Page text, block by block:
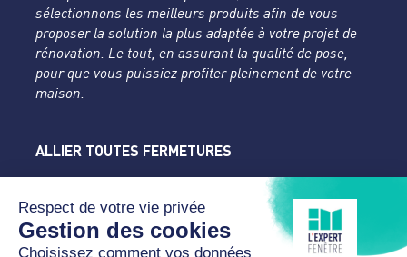
sélectionnons les meilleurs produits afin de vous
proposer la solution la plus adaptée à votre projet de
rénovation. Le tout, en assurant la qualité de pose,
pour que vous puissiez profiter pleinement de votre
maison.
ALLIER TOUTES FERMETURES
Allier
Rue du Parc de la Mothe